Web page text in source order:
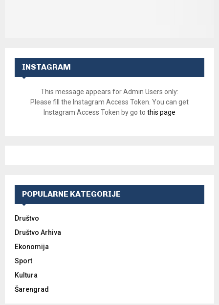
INSTAGRAM
This message appears for Admin Users only:
Please fill the Instagram Access Token. You can get
Instagram Access Token by go to this page
POPULARNE KATEGORIJE
Društvo
Društvo Arhiva
Ekonomija
Sport
Kultura
Šarengrad